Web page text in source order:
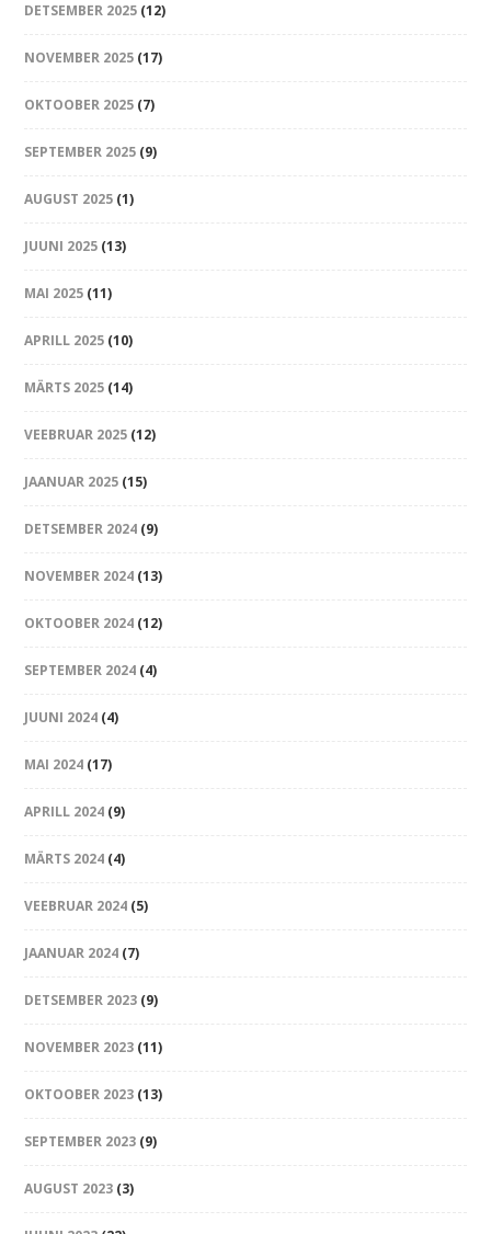
DETSEMBER 2025 (12)
NOVEMBER 2025 (17)
OKTOOBER 2025 (7)
SEPTEMBER 2025 (9)
AUGUST 2025 (1)
JUUNI 2025 (13)
MAI 2025 (11)
APRILL 2025 (10)
MÄRTS 2025 (14)
VEEBRUAR 2025 (12)
JAANUAR 2025 (15)
DETSEMBER 2024 (9)
NOVEMBER 2024 (13)
OKTOOBER 2024 (12)
SEPTEMBER 2024 (4)
JUUNI 2024 (4)
MAI 2024 (17)
APRILL 2024 (9)
MÄRTS 2024 (4)
VEEBRUAR 2024 (5)
JAANUAR 2024 (7)
DETSEMBER 2023 (9)
NOVEMBER 2023 (11)
OKTOOBER 2023 (13)
SEPTEMBER 2023 (9)
AUGUST 2023 (3)